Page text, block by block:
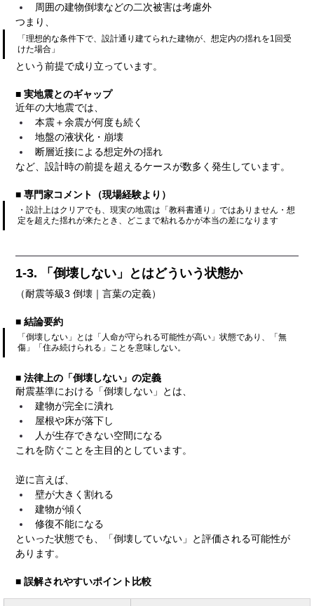
周囲の建物倒壊などの二次被害は考慮外
つまり、
「理想的な条件下で、設計通り建てられた建物が、想定内の揺れを1回受
けた場合」
という前提で成り立っています。
■ 実地震とのギャップ
近年の大地震では、
本震＋余震が何度も続く
地盤の液状化・崩壊
断層近接による想定外の揺れ
など、設計時の前提を超えるケースが数多く発生しています。
■ 専門家コメント（現場経験より）
・設計上はクリアでも、現実の地震は「教科書通り」ではありません・想
定を超えた揺れが来たとき、どこまで粘れるかが本当の差になります
1-3. 「倒壊しない」とはどういう状態か
（耐震等級3 倒壊｜言葉の定義）
■ 結論要約
「倒壊しない」とは「人命が守られる可能性が高い」状態であり、「無
傷」「住み続けられる」ことを意味しない。
■ 法律上の「倒壊しない」の定義
耐震基準における「倒壊しない」とは、
建物が完全に潰れ
屋根や床が落下し
人が生存できない空間になる
これを防ぐことを主目的としています。
逆に言えば、
壁が大きく割れる
建物が傾く
修復不能になる
といった状態でも、「倒壊していない」と評価される可能性が
あります。
■ 誤解されやすいポイント比較